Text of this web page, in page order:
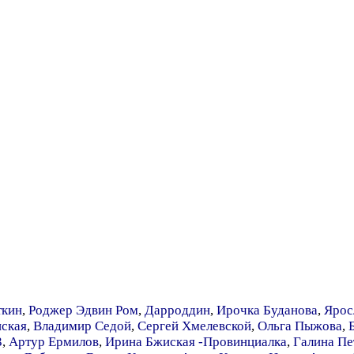
, Роджер Эдвин Ром, Дарроддин, Ирочка Буданова,
, Владимир Седой, Сергей Хмелевской, Ольга Пыжова,
, Артур Ермилов, Ирина Бжиская -Провинциалка, Галина